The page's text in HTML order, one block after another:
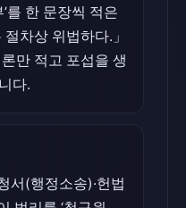
를 한 문장씩 적은
차상 위법하다.」
만 적고 포섭을 생
다.
서(행정소송)·헌법